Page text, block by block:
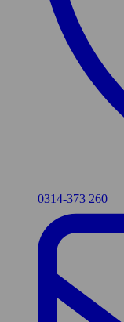
0314-373 260